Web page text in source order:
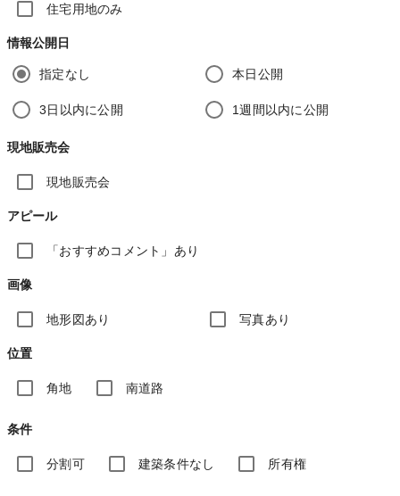
住宅用地のみ
情報公開日
指定なし 本日公開
3日以内に公開 1週間以内に公開
現地販売会
現地販売会
アピール
「おすすめコメント」あり
画像
地形図あり 写真あり
位置
角地 南道路
条件
分割可 建築条件なし 所有権